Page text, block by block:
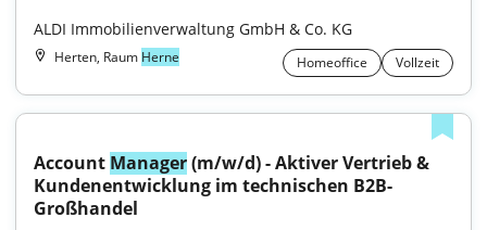
ALDI Immobilienverwaltung GmbH & Co. KG
Herten, Raum Herne Homeoffice Vollzeit
Account Manager (m/w/d) - Aktiver Vertrieb &
Kundenentwicklung im technischen B2B-
Großhandel